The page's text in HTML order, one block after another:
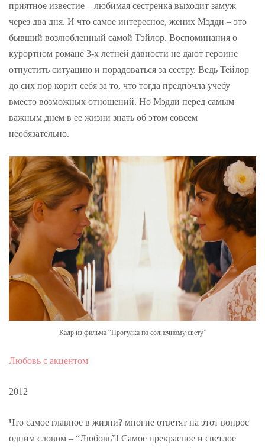
приятное известие – любимая сестренка выходит замуж
через два дня. И что самое интересное, жених Мэдди – это
бывший возлюбленный самой Тэйлор. Воспоминания о
курортном романе 3-х летней давности не дают героине
отпустить ситуацию и порадоваться за сестру. Ведь Тейлор
до сих пор корит себя за то, что тогда предпочла учебу
вместо возможных отношений. Но Мэдди перед самым
важным днем в ее жизни знать об этом совсем
необязательно.
Кадр из фильма “Прогулка по солнечному свету”
Любовь с акцентом
2012
Что самое главное в жизни? многие ответят на этот вопрос
одним словом – “Любовь”! Самое прекрасное и светлое